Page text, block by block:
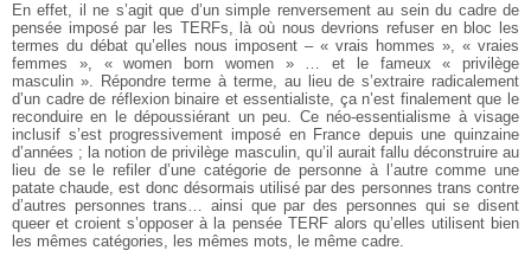
En effet, il ne s’agit que d’un simple renversement au sein du cadre de
pensée imposé par les TERFs, là où nous devrions refuser en bloc les
termes du débat qu’elles nous imposent – « vrais hommes », « vraies
femmes », « women born women » … et le fameux « privilège
masculin ». Répondre terme à terme, au lieu de s’extraire radicalement
d’un cadre de réflexion binaire et essentialiste, ça n’est finalement que le
reconduire en le dépoussiérant un peu. Ce néo-essentialisme à visage
inclusif s’est progressivement imposé en France depuis une quinzaine
d’années ; la notion de privilège masculin, qu’il aurait fallu déconstruire au
lieu de se le refiler d’une catégorie de personne à l’autre comme une
patate chaude, est donc désormais utilisé par des personnes trans contre
d’autres personnes trans… ainsi que par des personnes qui se disent
queer et croient s’opposer à la pensée TERF alors qu’elles utilisent bien
les mêmes catégories, les mêmes mots, le même cadre.